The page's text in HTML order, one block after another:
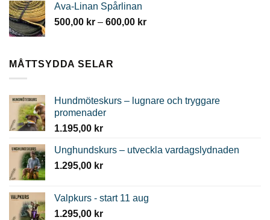
var:
219,00 kr.
är:
139,00 kr.
Ava-Linan Spårlinan
500,00 kr – 600,00 krPrisintervall:
MÅTTSYDDA SELAR
Hundmöteskurs – lugnare och tryggare
promenader
1.195,00 kr
Unghundskurs – utveckla vardagslydnaden
1.295,00 kr
Valpkurs - start 11 aug
1.295,00 kr